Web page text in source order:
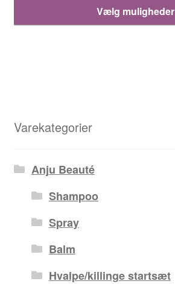
Vælg muligheder
Varekategorier
Anju Beauté
Shampoo
Spray
Balm
Hvalpe/killinge startsæt